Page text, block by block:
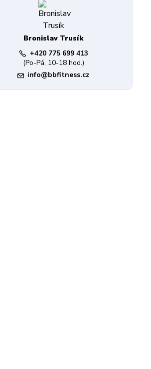
Bronislav Trusík
+420 775 699 413
(Po-Pá, 10-18 hod.)
info@bbfitness.cz